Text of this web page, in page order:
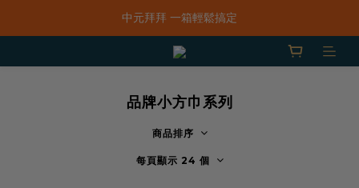
「一抹日嚐禮盒」早鳥限定價 $668，預購只到8/31！
中元拜拜 一箱輕鬆搞定
新品上市｜春水鹹香洋蔥風味爆米花
品牌小方巾系列
商品排序
每頁顯示 24 個